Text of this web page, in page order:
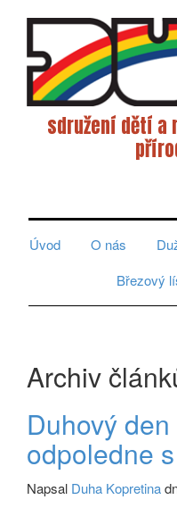
sdružení dětí a
Úvod
O nás
Březový
Archiv
Duhový
odpoledne
Napsal Duha Kopretina